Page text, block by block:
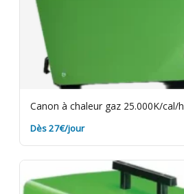
Canon à chaleur gaz 25.000K/cal/h
Dès 27€/jour